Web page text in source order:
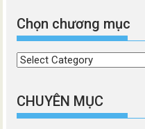
Chọn chương mục
Chọn
mục
CHUYÊN MỤC